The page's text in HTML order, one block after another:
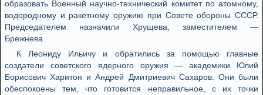
образовать Военный научно-технический комитет по атомному,
водородному и ракетному оружию при Совете обороны СССР.
Председателем назначили Хрущева, заместителем —
Брежнева.
К Леониду Ильичу и обратились за помощью главные
создатели советского ядерного оружия — академики Юлий
Борисович Харитон и Андрей Дмитриевич Сахаров. Они были
обеспокоены тем, что готовится неправильное, с их точки